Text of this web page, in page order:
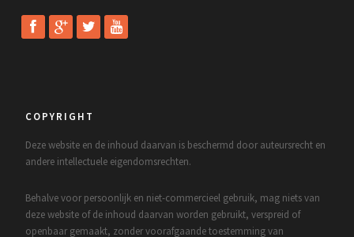
COPYRIGHT
Deze website en de inhoud daarvan is beschermd door auteursrecht en
andere intellectuele eigendomsrechten.
Behalve voor persoonlijk en niet-commercieel gebruik, mag niets van
deze website of de inhoud daarvan worden gebruikt, verspreid of
openbaar gemaakt, zonder voorafgaande toestemming van